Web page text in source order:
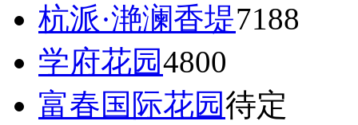
杭派·滟澜香堤7188
学府花园4800
富春国际花园待定